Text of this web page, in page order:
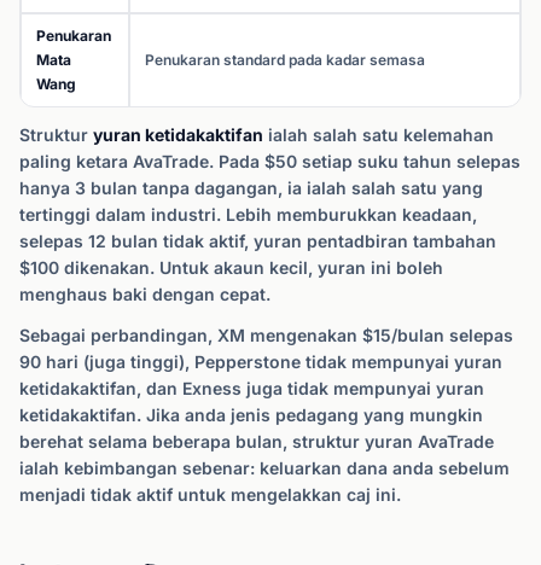
Penukaran
Mata
Wang
Penukaran standard pada kadar semasa
Struktur yuran ketidakaktifan ialah salah satu kelemahan
paling ketara AvaTrade. Pada $50 setiap suku tahun selepas
hanya 3 bulan tanpa dagangan, ia ialah salah satu yang
tertinggi dalam industri. Lebih memburukkan keadaan,
selepas 12 bulan tidak aktif, yuran pentadbiran tambahan
$100 dikenakan. Untuk akaun kecil, yuran ini boleh
menghaus baki dengan cepat.
Sebagai perbandingan, XM mengenakan $15/bulan selepas
90 hari (juga tinggi), Pepperstone tidak mempunyai yuran
ketidakaktifan, dan Exness juga tidak mempunyai yuran
ketidakaktifan. Jika anda jenis pedagang yang mungkin
berehat selama beberapa bulan, struktur yuran AvaTrade
ialah kebimbangan sebenar: keluarkan dana anda sebelum
menjadi tidak aktif untuk mengelakkan caj ini.